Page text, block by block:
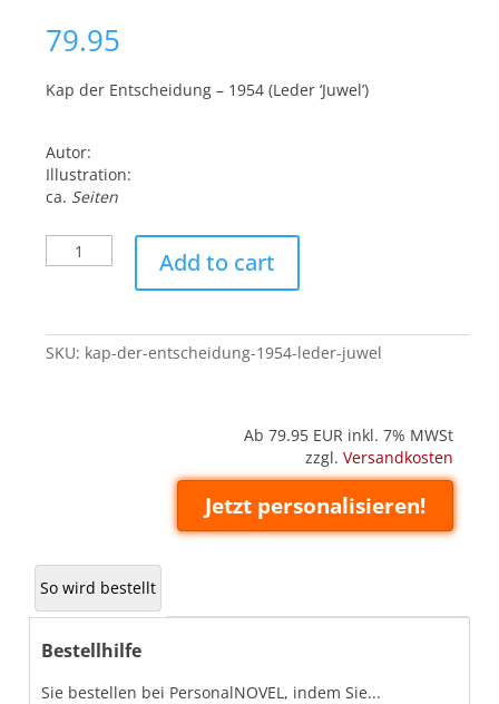
79.95
Kap der Entscheidung – 1954 (Leder ‘Juwel’)
Autor:
Illustration:
ca. Seiten
der
Entscheidung
1954
(Leder
Add to cart
SKU: kap-der-entscheidung-1954-leder-juwel
Ab 79.95 EUR inkl. 7% MWSt
zzgl. Versandkosten
Jetzt personalisieren!
So wird bestellt
Bestellhilfe
Sie bestellen bei PersonalNOVEL, indem Sie...